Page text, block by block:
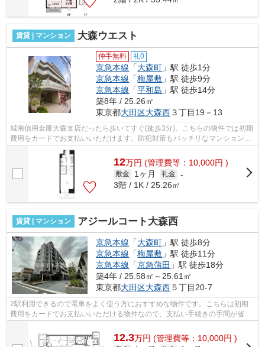
賃貸 | マンション 大森ウエスト
仲手無料 礼0
京急本線 「大森町 」駅 徒歩1分
京急本線 「梅屋敷 」駅 徒歩9分
京急本線 「平和島 」駅 徒歩14分
築8年 / 25.26㎡
東京都大田区大森西３丁目19－13
城南信用金庫大森支店だったら歩いてすぐ(徒歩3分)。こちらの物件では初期
費用をカードでお支払いいただけます。防犯対策もバッチリなマンションタ
イプの物件です。平坦な場所にあるマ...
12万円 (管理費等：10,000円 )
敷金 1ヶ月 礼金 -
3階 / 1K / 25.26㎡
賃貸 | マンション アジールコート大森西
京急本線 「大森町 」駅 徒歩8分
京急本線 「梅屋敷 」駅 徒歩11分
京急本線 「京急蒲田 」駅 徒歩18分
築4年 / 25.58㎡～25.61㎡
東京都大田区大森西５丁目20-7
2駅利用できるので電車をよく使う方におすすめな物件です。こちらは初期
費用をカードでお支払いいただける物件なので、支払い手続きの手間が省け
ます。駅まで徒歩8分なので、アクセス...
12.3万円 (管理費等：10,000円 )